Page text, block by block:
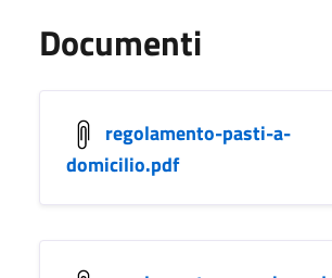
Documenti
regolamento-pasti-a-
domicilio.pdf